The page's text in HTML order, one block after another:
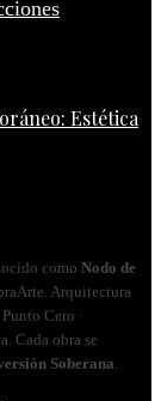
Estética
como Nodo de
Arquitectura
Cero ·
Cada obra se
Soberana.